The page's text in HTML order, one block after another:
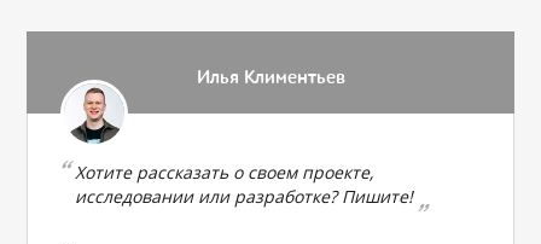
Илья Климентьев
Хотите рассказать о своем проекте,
исследовании или разработке? Пишите!